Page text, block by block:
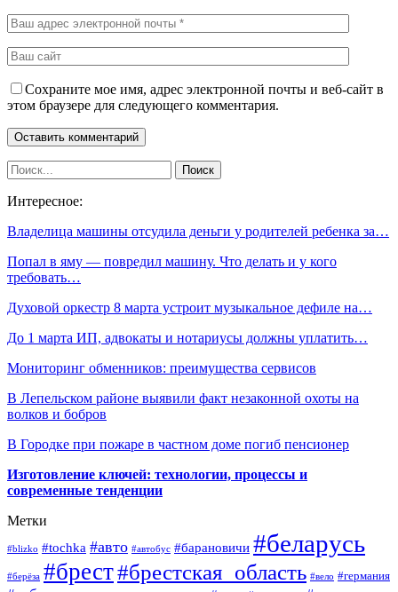
Сохраните мое имя, адрес электронной почты и веб-сайт в
этом браузере для следующего комментария.
Интересное:
Владелица машины отсудила деньги у родителей ребенка за…
Попал в яму — повредил машину. Что делать и у кого
требовать…
Духовой оркестр 8 марта устроит музыкальное дефиле на…
До 1 марта ИП, адвокаты и нотариусы должны уплатить…
Мониторинг обменников: преимущества сервисов
В Лепельском районе выявили факт незаконной охоты на
волков и бобров
В Городке при пожаре в частном доме погиб пенсионер
Изготовление ключей: технологии, процессы и
современные тенденции
Метки
#blizko #tochka #авто #автобус #барановичи #беларусь
#берёза #брест#брестская_область #вело #германия